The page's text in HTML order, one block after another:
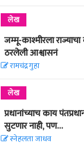
लेख
जम्मू-काश्मीरला
ठरलेली आश्वासनं
रामचंद्र गुहा
लेख
प्रधानांच्याच काय
सुटणार नाही, पण...
स्नेहलता जाधव